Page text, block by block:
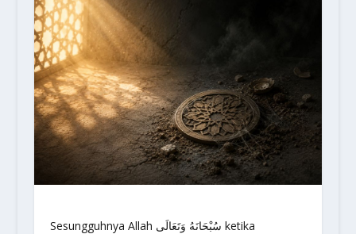
Sesungguhnya Allah سُبْحَانَهُ وَتَعَالَى ketika